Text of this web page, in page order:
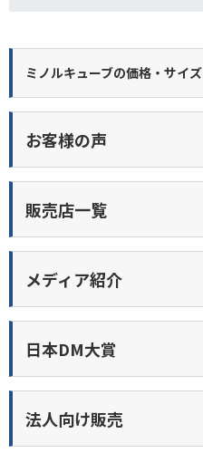
ミノルキューブの価格・サイズ
お客様の声
販売店一覧
メディア紹介
日本DM大賞
法人向け販売